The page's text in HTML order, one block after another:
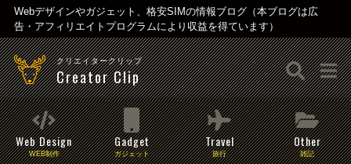
Webデザインやガジェット、格安SIMの情報ブログ（本ブログは広
告・アフィリエイトプログラムにより収益を得ています）
クリエイタークリップ
Creator Clip
Web Design
WEB制作
Gadget
ガジェット
Travel
旅行
Other
雑記